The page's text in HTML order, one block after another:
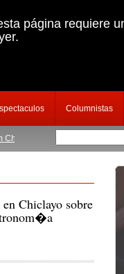
página requiere
Columnistas
|Ampl�an prisi�n preventiva
Chiclayo sobre